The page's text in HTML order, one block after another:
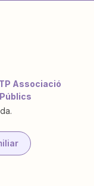
Associació